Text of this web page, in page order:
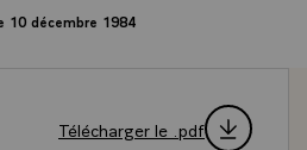
10 décembre 1984
Télécharger le .pdf